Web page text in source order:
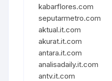
kabarflores.com
seputarmetro.com
aktual.it.com
akurat.it.com
antara.it.com
analisadaily.it.com
antv.it.com